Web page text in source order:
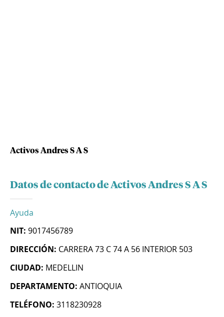
Activos Andres S A S
Datos de contacto de Activos Andres S A S
Ayuda
NIT: 9017456789
DIRECCIÓN: CARRERA 73 C 74 A 56 INTERIOR 503
CIUDAD: MEDELLIN
DEPARTAMENTO: ANTIOQUIA
TELÉFONO: 3118230928